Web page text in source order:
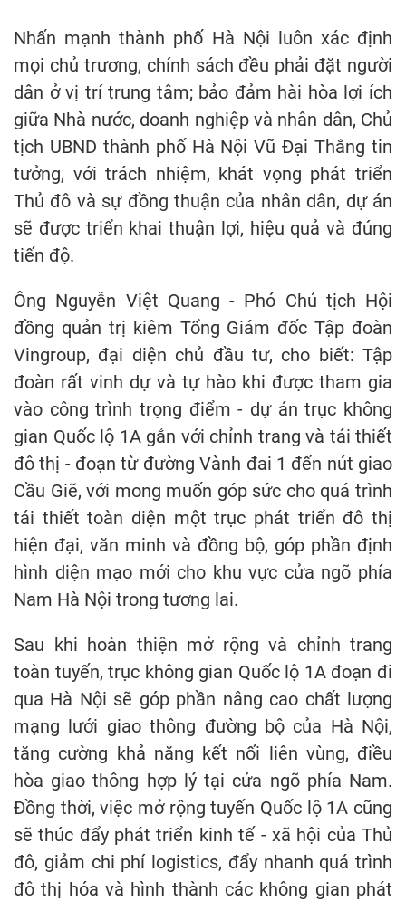
Nhấn mạnh thành phố Hà Nội luôn xác định
mọi chủ trương, chính sách đều phải đặt người
dân ở vị trí trung tâm; bảo đảm hài hòa lợi ích
giữa Nhà nước, doanh nghiệp và nhân dân, Chủ
tịch UBND thành phố Hà Nội Vũ Đại Thắng tin
tưởng, với trách nhiệm, khát vọng phát triển
Thủ đô và sự đồng thuận của nhân dân, dự án
sẽ được triển khai thuận lợi, hiệu quả và đúng
tiến độ.
Ông Nguyễn Việt Quang - Phó Chủ tịch Hội
đồng quản trị kiêm Tổng Giám đốc Tập đoàn
Vingroup, đại diện chủ đầu tư, cho biết: Tập
đoàn rất vinh dự và tự hào khi được tham gia
vào công trình trọng điểm - dự án trục không
gian Quốc lộ 1A gắn với chỉnh trang và tái thiết
đô thị - đoạn từ đường Vành đai 1 đến nút giao
Cầu Giẽ, với mong muốn góp sức cho quá trình
tái thiết toàn diện một trục phát triển đô thị
hiện đại, văn minh và đồng bộ, góp phần định
hình diện mạo mới cho khu vực cửa ngõ phía
Nam Hà Nội trong tương lai.
Sau khi hoàn thiện mở rộng và chỉnh trang
toàn tuyến, trục không gian Quốc lộ 1A đoạn đi
qua Hà Nội sẽ góp phần nâng cao chất lượng
mạng lưới giao thông đường bộ của Hà Nội,
tăng cường khả năng kết nối liên vùng, điều
hòa giao thông hợp lý tại cửa ngõ phía Nam.
Đồng thời, việc mở rộng tuyến Quốc lộ 1A cũng
sẽ thúc đẩy phát triển kinh tế - xã hội của Thủ
đô, giảm chi phí logistics, đẩy nhanh quá trình
đô thị hóa và hình thành các không gian phát